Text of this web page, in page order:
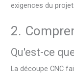
exigences du projet.
2.
Qu'est-ce
La découpe CNC